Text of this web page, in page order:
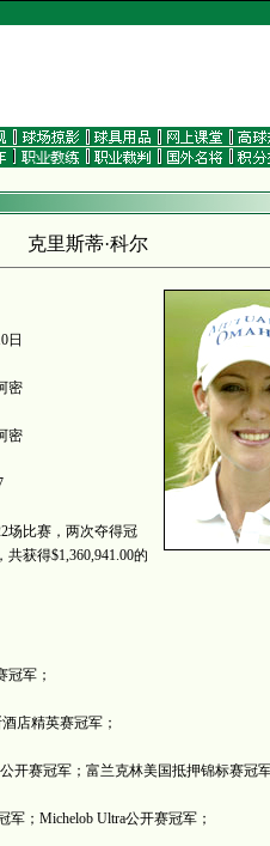
克里斯蒂·科尔
日
密
密
比赛，两次夺得冠
获得$1,360,941.00的
军；
店精英赛冠军；
赛冠军；富兰克林美国抵押锦标赛冠军
；Michelob Ultra公开赛冠军；